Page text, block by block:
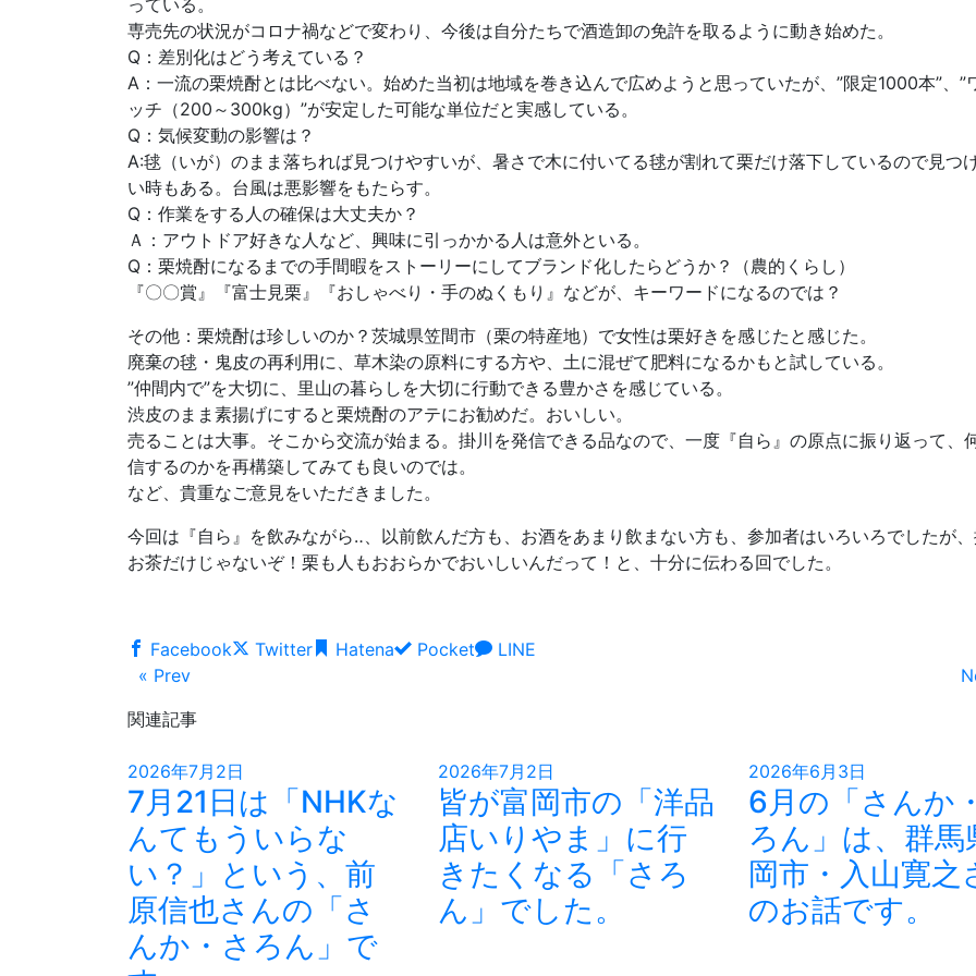
っている。
専売先の状況がコロナ禍などで変わり、今後は自分たちで酒造卸の免許を取るように動き始めた。
Q：差別化はどう考えている？
A：一流の栗焼酎とは比べない。始めた当初は地域を巻き込んで広めようと思っていたが、”限定1000本”、”
ッチ（200～300kg）”が安定した可能な単位だと実感している。
Q：気候変動の影響は？
A:毬（いが）のまま落ちれば見つけやすいが、暑さで木に付いてる毬が割れて栗だけ落下しているので見つ
い時もある。台風は悪影響をもたらす。
Q：作業をする人の確保は大丈夫か？
Ａ：アウトドア好きな人など、興味に引っかかる人は意外といる。
Q：栗焼酎になるまでの手間暇をストーリーにしてブランド化したらどうか？（農的くらし）
『〇〇賞』『富士見栗』『おしゃべり・手のぬくもり』などが、キーワードになるのでは？
その他：栗焼酎は珍しいのか？茨城県笠間市（栗の特産地）で女性は栗好きを感じたと感じた。
廃棄の毬・鬼皮の再利用に、草木染の原料にする方や、土に混ぜて肥料になるかもと試している。
”仲間内で”を大切に、里山の暮らしを大切に行動できる豊かさを感じている。
渋皮のまま素揚げにすると栗焼酎のアテにお勧めだ。おいしい。
売ることは大事。そこから交流が始まる。掛川を発信できる品なので、一度『自ら』の原点に振り返って、
信するのかを再構築してみても良いのでは。
など、貴重なご意見をいただきました。
今回は『自ら』を飲みながら‥、以前飲んだ方も、お酒をあまり飲まない方も、参加者はいろいろでしたが、
お茶だけじゃないぞ！栗も人もおおらかでおいしいんだって！と、十分に伝わる回でした。
Facebook Twitter Hatena Pocket
LINE
« Prev
関連記事
2026年7月2日
7月21日は「NHKな
んてもういらな
い？」という、前
原信也さんの「さ
んか・さろん」で
2026年7月2日
皆が富岡市の「洋品
店いりやま」に行
きたくなる「さろ
ん」でした。
2026年6月3日
6月の「さんか
ろん」は、群馬
岡市・入山寛之
のお話です。